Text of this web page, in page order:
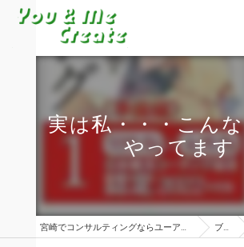
実は私・・・こん
やってます
宮崎でコンサルティングならユーアンドミークリエイト株式会社 ブログ